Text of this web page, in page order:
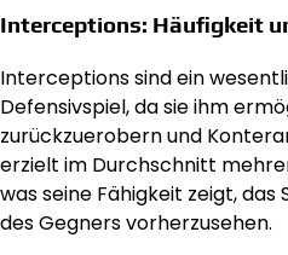
Interceptions: Häufigkeit
Interceptions sind ein
Defensivspiel, da sie ihm
zurückzuerobern und
erzielt im Durchschnitt
was seine Fähigkeit zeigt, das
des Gegners vorherzusehen.